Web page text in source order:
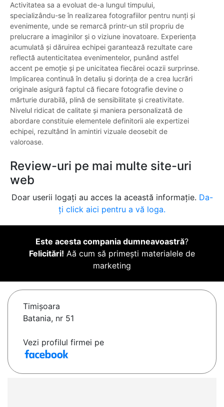
Activitatea sa a evoluat de-a lungul timpului,
specializându-se în realizarea fotografiilor pentru nunți și
evenimente, unde se remarcă printr-un stil propriu de
prelucrare a imaginilor și o viziune inovatoare. Experiența
acumulată și dăruirea echipei garantează rezultate care
reflectă autenticitatea evenimentelor, punând astfel
accent pe emoție și pe unicitatea fiecărei ocazii surprinse.
Implicarea continuă în detaliu și dorința de a crea lucrări
originale asigură faptul că fiecare fotografie devine o
mărturie durabilă, plină de sensibilitate și creativitate.
Nivelul ridicat de calitate și maniera personalizată de
abordare constituie elementele definitorii ale expertizei
echipei, rezultând în amintiri vizuale deosebit de
valoroase.
Review-uri pe mai multe site-uri
web
Doar userii logați au acces la această informație. Da-
ți click aici pentru a vă loga.
Este acesta compania dumneavoastră?
Felicitări! Aă cum să primești materialele de
marketing
Timişoara
Batania, nr 51
Vezi profilul firmei pe